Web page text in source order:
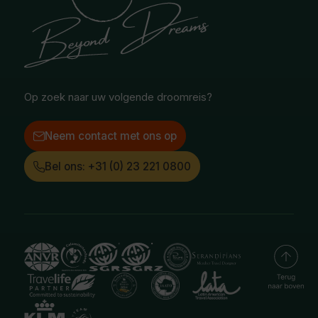
Poolgebied
Selfdrive reizen
Treinreizen
Vacatures
Facebook
Instagram
Op zoek naar uw volgende droomreis?
Neem contact met ons op
Bel ons: +31 (0) 23 221 0800